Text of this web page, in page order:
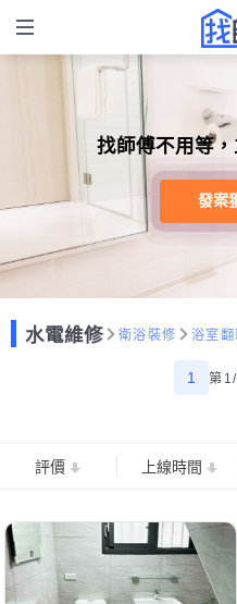
找師傅不用等，
發案
水電維修 衛浴裝修 浴室翻
1 第1/
評價 上線時間